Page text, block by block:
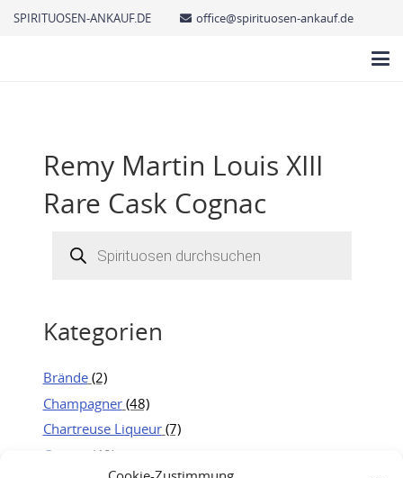
Cookie-Zustimmung
SPIRITUOSEN-ANKAUF.DE office@spirituosen-ankauf.de
Remy Martin Louis XIII
Rare Cask Cognac
search
Kategorien
Brände (2)
Champagner (48)
Chartreuse Liqueur (7)
Cognac
(48)